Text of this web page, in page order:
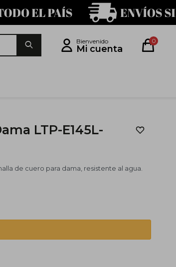
0
LTP-E145L-
de cuero para dama, resistente al agua.